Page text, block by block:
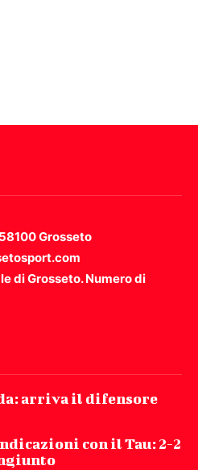
Grosseto
di Grosseto. Numero di
arriva il difensore
con il Tau: 2-2